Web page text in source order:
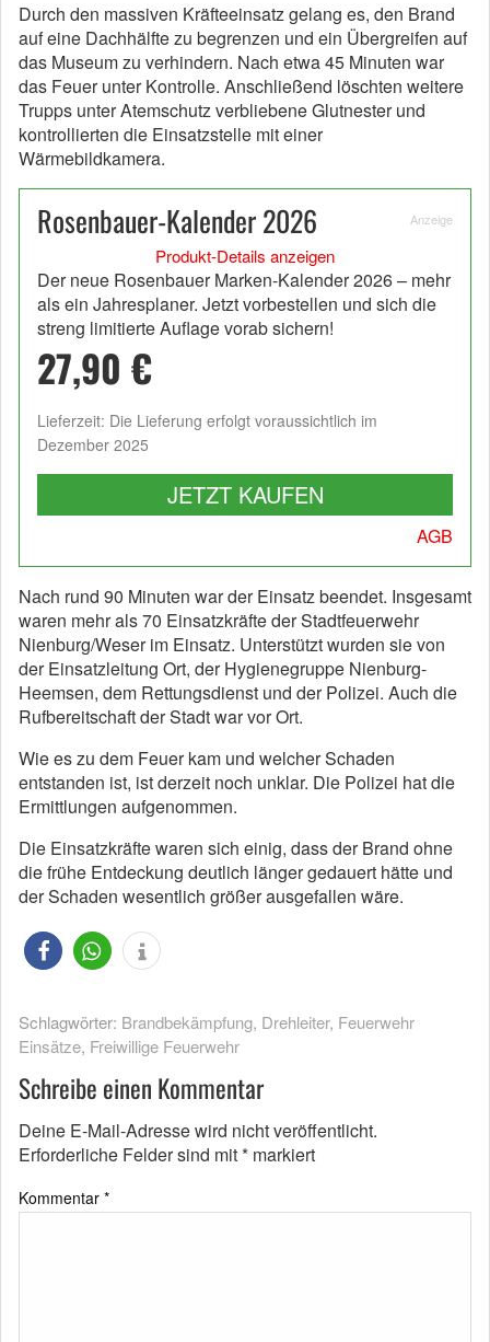
Durch den massiven Kräfteeinsatz gelang es, den Brand
auf eine Dachhälfte zu begrenzen und ein Übergreifen auf
das Museum zu verhindern. Nach etwa 45 Minuten war
das Feuer unter Kontrolle. Anschließend löschten weitere
Trupps unter Atemschutz verbliebene Glutnester und
kontrollierten die Einsatzstelle mit einer
Wärmebildkamera.
Rosenbauer-Kalender 2026 Anzeige
Produkt-Details anzeigen
Der neue Rosenbauer Marken-Kalender 2026 – mehr
als ein Jahresplaner. Jetzt vorbestellen und sich die
streng limitierte Auflage vorab sichern!
27,90 €
Lieferzeit: Die Lieferung erfolgt voraussichtlich im
Dezember 2025
JETZT KAUFEN
AGB
Nach rund 90 Minuten war der Einsatz beendet. Insgesamt
waren mehr als 70 Einsatzkräfte der Stadtfeuerwehr
Nienburg/Weser im Einsatz. Unterstützt wurden sie von
der Einsatzleitung Ort, der Hygienegruppe Nienburg-
Heemsen, dem Rettungsdienst und der Polizei. Auch die
Rufbereitschaft der Stadt war vor Ort.
Wie es zu dem Feuer kam und welcher Schaden
entstanden ist, ist derzeit noch unklar. Die Polizei hat die
Ermittlungen aufgenommen.
Die Einsatzkräfte waren sich einig, dass der Brand ohne
die frühe Entdeckung deutlich länger gedauert hätte und
der Schaden wesentlich größer ausgefallen wäre.
Schlagwörter: Brandbekämpfung, Drehleiter, Feuerwehr
Einsätze, Freiwillige Feuerwehr
Schreibe einen Kommentar
Deine E-Mail-Adresse wird nicht veröffentlicht.
Erforderliche Felder sind mit* markiert
Kommentar *